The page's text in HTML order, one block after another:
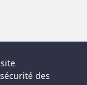
des